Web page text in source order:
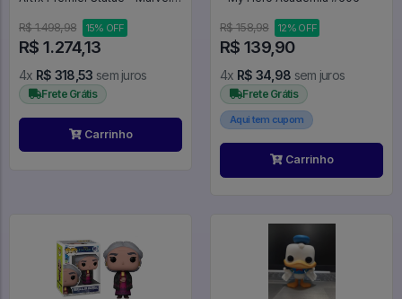
R$ 1.498,98
15% OFF
R$ 1.274,13
4x R$ 318,53 sem juros
Frete Grátis
Carrinho
R$ 158,98 12% OFF
R$ 139,90
4x R$ 34,98 sem juros
Frete Grátis
Aqui tem cupom
Carrinho